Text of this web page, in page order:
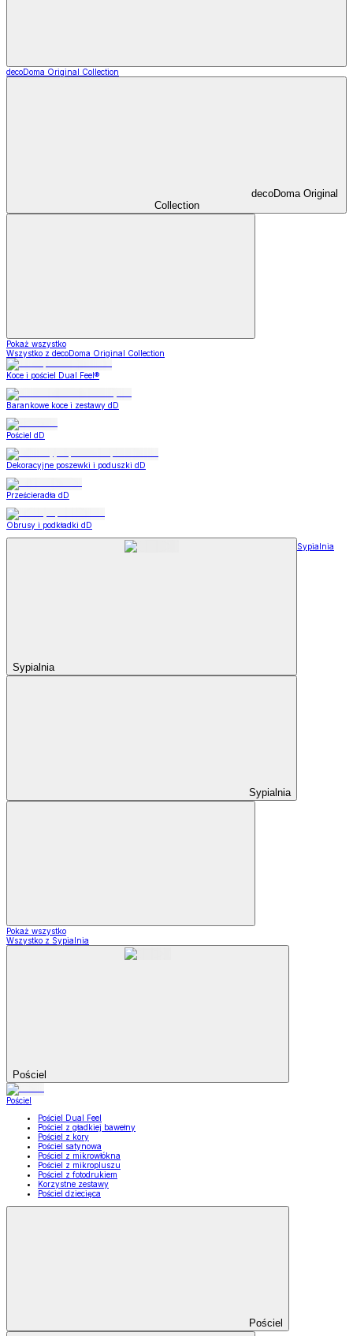
decoDoma Original Collection
decoDoma Original
Collection
Pokaż wszystko
Wszystko z decoDoma Original Collection
Koce i pościel Dual Feel®
Barankowe koce i zestawy dD
Pościel dD
Dekoracyjne poszewki i poduszki dD
Prześcieradła dD
Obrusy i podkładki dD
Sypialnia
Sypialnia
Sypialnia
Pokaż wszystko
Wszystko z Sypialnia
Pościel
Pościel
Pościel Dual Feel
Pościel z gładkiej bawełny
Pościel z kory
Pościel satynowa
Pościel z mikrowłókna
Pościel z mikropluszu
Pościel z fotodrukiem
Korzystne zestawy
Pościel dziecięca
Pościel